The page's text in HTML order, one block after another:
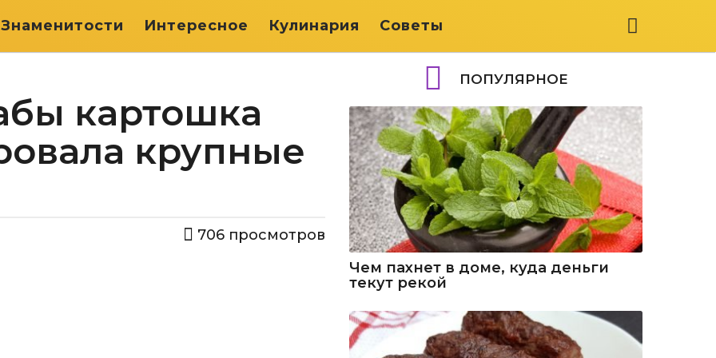
Знаменитости Интересное Кулинария Советы
картошка
крупные
706 просмотров
ПОПУЛЯРНОЕ
Чем пахнет в доме, куда деньги
текут рекой